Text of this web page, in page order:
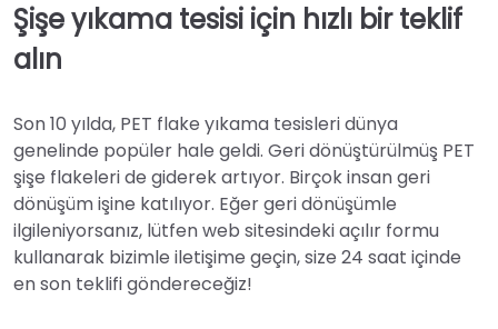
Şişe yıkama tesisi için hızlı bir teklif
alın
Son 10 yılda, PET flake yıkama tesisleri dünya
genelinde popüler hale geldi. Geri dönüştürülmüş PET
şişe flakeleri de giderek artıyor. Birçok insan geri
dönüşüm işine katılıyor. Eğer geri dönüşümle
ilgileniyorsanız, lütfen web sitesindeki açılır formu
kullanarak bizimle iletişime geçin, size 24 saat içinde
en son teklifi göndereceğiz!